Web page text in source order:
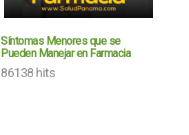
Síntomas Menores que se
Pueden Manejar en Farmacia
86138 hits